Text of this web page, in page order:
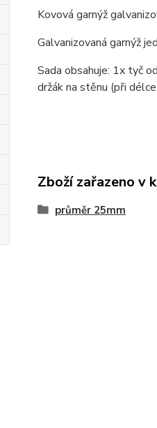
Kovová garnýž
Galvanizovaná garnýž
Sada obsahuje: 1x tyč
držák na stěnu (při
Zboží zařazeno v
průměr 25mm